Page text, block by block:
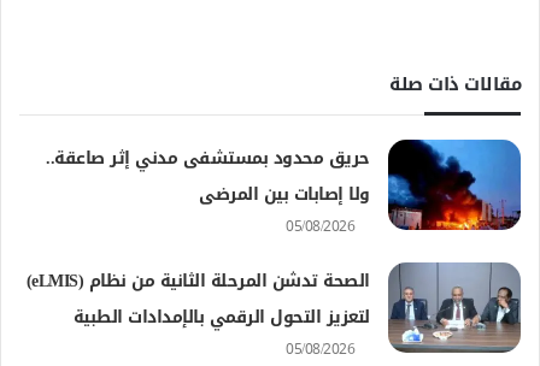
مقالات ذات صلة
حريق محدود بمستشفى مدني إثر صاعقة..
ولا إصابات بين المرضى
05/08/2026
الصحة تدشن المرحلة الثانية من نظام (eLMIS)
لتعزيز التحول الرقمي بالإمدادات الطبية
05/08/2026